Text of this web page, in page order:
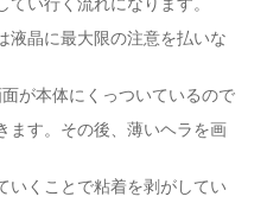
い行く流れになります。
液晶に最大限の注意を払いな
が本体にくっついているので
ます。その後、薄いヘラを画
いくことで粘着を剥がしてい